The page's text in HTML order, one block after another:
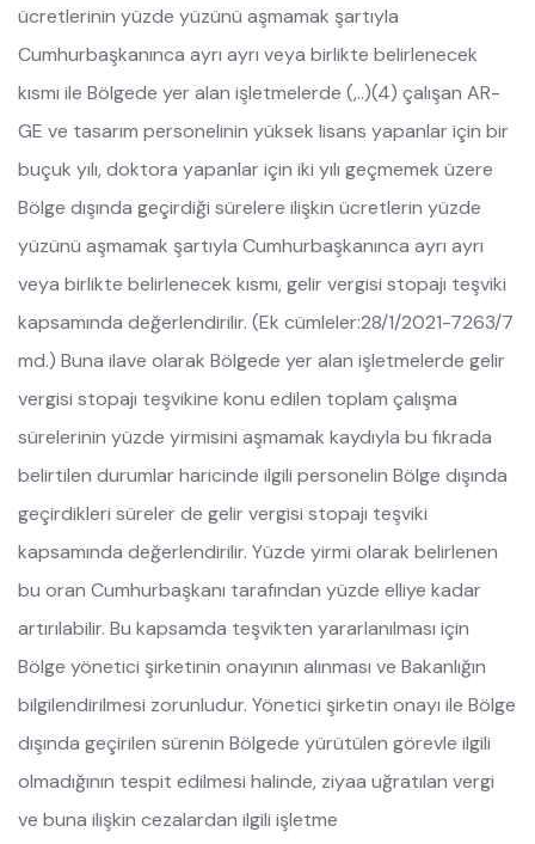
ücretlerinin yüzde yüzünü aşmamak şartıyla
Cumhurbaşkanınca ayrı ayrı veya birlikte belirlenecek
kısmı ile Bölgede yer alan işletmelerde (,..)(4) çalışan AR-
GE ve tasarım personelinin yüksek lisans yapanlar için bir
buçuk yılı, doktora yapanlar için iki yılı geçmemek üzere
Bölge dışında geçirdiği sürelere ilişkin ücretlerin yüzde
yüzünü aşmamak şartıyla Cumhurbaşkanınca ayrı ayrı
veya birlikte belirlenecek kısmı, gelir vergisi stopajı teşviki
kapsamında değerlendirilir. (Ek cümleler:28/1/2021-7263/7
md.) Buna ilave olarak Bölgede yer alan işletmelerde gelir
vergisi stopajı teşvikine konu edilen toplam çalışma
sürelerinin yüzde yirmisini aşmamak kaydıyla bu fıkrada
belirtilen durumlar haricinde ilgili personelin Bölge dışında
geçirdikleri süreler de gelir vergisi stopajı teşviki
kapsamında değerlendirilir. Yüzde yirmi olarak belirlenen
bu oran Cumhurbaşkanı tarafından yüzde elliye kadar
artırılabilir. Bu kapsamda teşvikten yararlanılması için
Bölge yönetici şirketinin onayının alınması ve Bakanlığın
bilgilendirilmesi zorunludur. Yönetici şirketin onayı ile Bölge
dışında geçirilen sürenin Bölgede yürütülen görevle ilgili
olmadığının tespit edilmesi halinde, ziyaa uğratılan vergi
ve buna ilişkin cezalardan ilgili işletme